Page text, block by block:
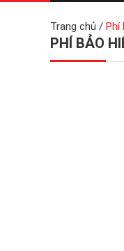
Trang chủ / Phí
PHÍ BẢO